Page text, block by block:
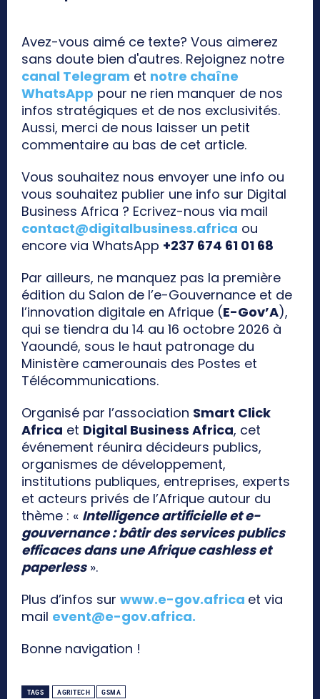
Avez-vous aimé ce texte? Vous aimerez
sans doute bien d'autres. Rejoignez notre
canal Telegram et notre chaîne
WhatsApp pour ne rien manquer de nos
infos stratégiques et de nos exclusivités.
Aussi, merci de nous laisser un petit
commentaire au bas de cet article.
Vous souhaitez nous envoyer une info ou
vous souhaitez publier une info sur Digital
Business Africa ? Ecrivez-nous via mail
contact@digitalbusiness.africa ou
encore via WhatsApp +237 674 61 01 68
Par ailleurs, ne manquez pas la première
édition du Salon de l’e-Gouvernance et de
l’innovation digitale en Afrique (E-Gov’A),
qui se tiendra du 14 au 16 octobre 2026 à
Yaoundé, sous le haut patronage du
Ministère camerounais des Postes et
Télécommunications.
Organisé par l’association Smart Click
Africa et Digital Business Africa, cet
événement réunira décideurs publics,
organismes de développement,
institutions publiques, entreprises, experts
et acteurs privés de l’Afrique autour du
thème : « Intelligence artificielle et e-
gouvernance : bâtir des services publics
efficaces dans une Afrique cashless et
paperless».
Plus d’infos sur www.e-gov.africa et via
mail event@e-gov.africa.
Bonne navigation !
TAGS AGRITECH GSMA